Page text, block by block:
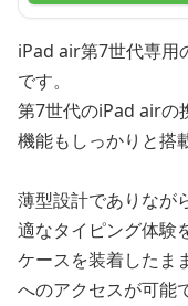
iPad air第7世代専用
です。
第7世代のiPad airの
機能もしっかりと搭
薄型設計でありなが
適なタイピング体験
ケースを装着したま
へのアクセスが可能